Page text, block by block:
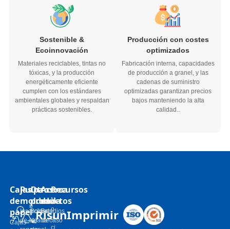
Sostenible &
Ecoinnovación
Materiales reciclables, tintas no
tóxicas, y la producción
energéticamente eficiente
cumplen con los estándares
ambientales globales y respaldan
prácticas sostenibles.
Producción con costes
optimizados
Fabricación interna, capacidades
de producción a granel, y las
cadenas de suministro
optimizadas garantizan precios
bajos manteniendo la alta
calidad..
Cajas
de
papel
Cajas
Pulpa
moldeada
Inserciones
de caja de
Otros
productos
Bolsas
de
Acerca
de
Estudios
de caso
Recursos
N
o
ti
ci
RisunImprimir